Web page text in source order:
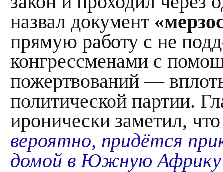
назвал документ
прямую работу с не
конгрессменами с
пожертвований —
политической партии.
иронически заметил,
вероятно, придётся
домой в Южную